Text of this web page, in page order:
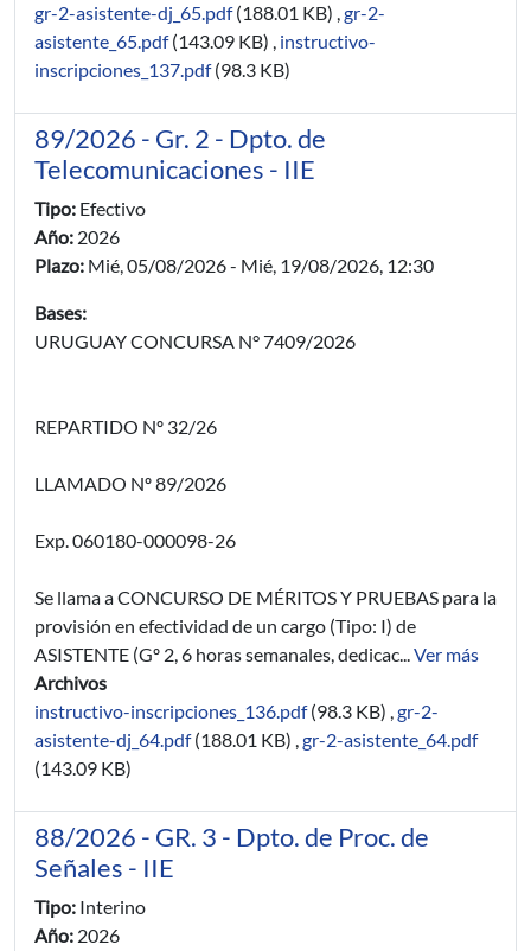
gr-2-asistente-dj_65.pdf (188.01 KB) ,gr-2-
asistente_65.pdf (143.09 KB) , instructivo-
inscripciones_137.pdf (98.3 KB)
89/2026 - Gr. 2 - Dpto. de
Telecomunicaciones - IIE
Tipo: Efectivo
Año: 2026
Plazo: Mié, 05/08/2026- Mié, 19/08/2026, 12:30
Bases:
URUGUAY CONCURSA N° 7409/2026
REPARTIDO Nº 32/26
LLAMADO Nº 89/2026
Exp. 060180-000098-26
Se llama a CONCURSO DE MÉRITOS Y PRUEBAS para la
provisión en efectividad de un cargo (Tipo: I) de
ASISTENTE (Gº 2, 6 horas semanales, dedicac...Ver más
Archivos
instructivo-inscripciones_136.pdf (98.3 KB) ,gr-2-
asistente-dj_64.pdf (188.01 KB) ,gr-2-asistente_64.pdf
(143.09 KB)
88/2026 - GR. 3 - Dpto. de Proc. de
Señales - IIE
Tipo: Interino
Año: 2026